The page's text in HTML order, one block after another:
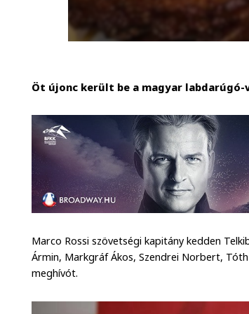
Öt újonc került be a magyar
Marco Rossi szövetségi kapitány kedden
Ármin, Markgráf Ákos, Szendrei Norbert,
meghívót.